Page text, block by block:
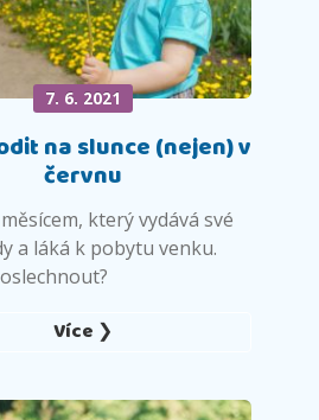
7. 6. 2021
na slunce (nejen) v
červnu
který vydává své
a láká k pobytu venku.
Více ❯